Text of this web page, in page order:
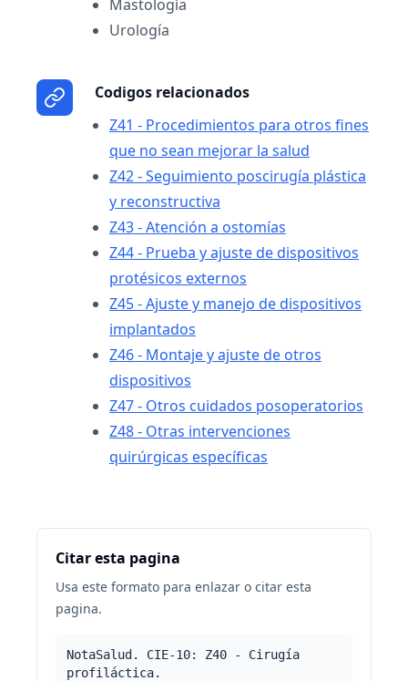
Mastología
Urología
Codigos relacionados
Z41 - Procedimientos para otros fines
que no sean mejorar la salud
Z42 - Seguimiento poscirugía plástica
y reconstructiva
Z43 - Atención a ostomías
Z44 - Prueba y ajuste de dispositivos
protésicos externos
Z45 - Ajuste y manejo de dispositivos
implantados
Z46 - Montaje y ajuste de otros
dispositivos
Z47 - Otros cuidados posoperatorios
Z48 - Otras intervenciones
quirúrgicas específicas
Citar esta pagina
Usa este formato para enlazar o citar esta
pagina.
NotaSalud. CIE-10: Z40 - Cirugía
profiláctica.